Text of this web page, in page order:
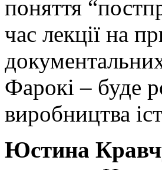
поняття
час лекції на
Фарокі – буде
виробництва
Юстина